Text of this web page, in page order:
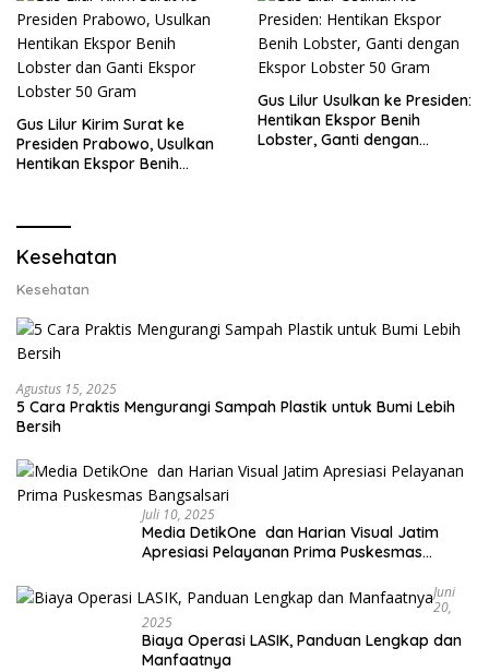
Gus Lilur Kirim Surat ke
Presiden Prabowo, Usulkan
Hentikan Ekspor Benih
Gus Lilur Usulkan ke Presiden:
Hentikan Ekspor Benih
Lobster, Ganti dengan
Kesehatan
Kesehatan
Agustus 15, 2025
5 Cara Praktis Mengurangi Sampah Plastik untuk Bumi Lebih
Bersih
Juli 10, 2025
Media DetikOne dan Harian Visual Jatim
Apresiasi Pelayanan Prima Puskesmas
Juni
20,
2025
Biaya Operasi LASIK, Panduan Lengkap dan
Manfaatnya